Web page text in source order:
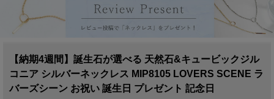
【納期4週間】誕生石が選べる 天然石&キュービックジル
コニア シルバーネックレス MIP8105 LOVERS SCENE ラ
バーズシーン お祝い 誕生日 プレゼント 記念日